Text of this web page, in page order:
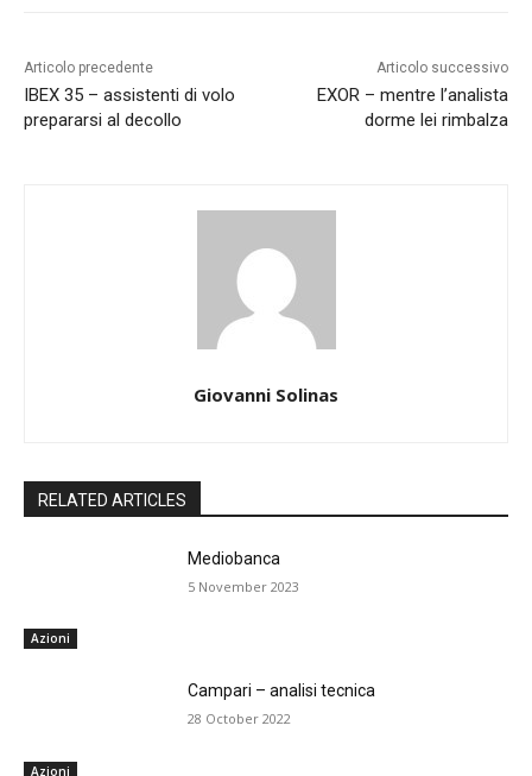
Articolo precedente
IBEX 35 – assistenti di volo
prepararsi al decollo
Articolo successivo
EXOR – mentre l’analista
dorme lei rimbalza
Giovanni Solinas
RELATED ARTICLES
Azioni
Mediobanca
5 November 2023
Azioni
Campari – analisi tecnica
28 October 2022